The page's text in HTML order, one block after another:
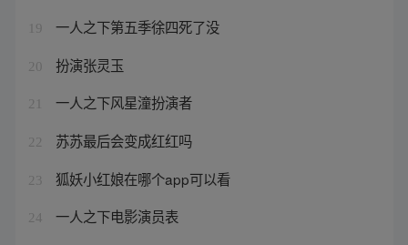
19 一人之下第五季徐四死了没
20 扮演张灵玉
21 一人之下风星潼扮演者
22 苏苏最后会变成红红吗
23 狐妖小红娘在哪个app可以看
24
一人之下电影演员表